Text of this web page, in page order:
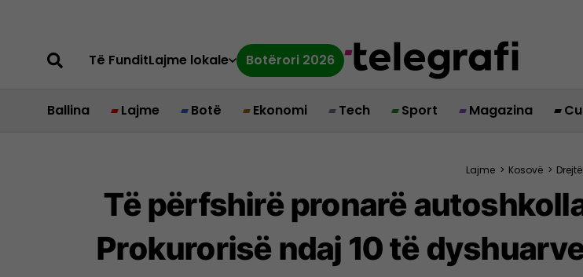
Të FunditLajme lokale Botërori 2026
Ballina Lajme Botë Ekonomi Tech Sport Magazina
Lajme > Kosovë >
Të përfshirë pronarë
Prokurorisë ndaj 10 të